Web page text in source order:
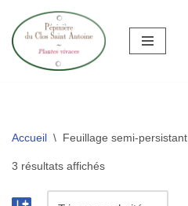
Aller
au
Accueil \ Feuillage semi-persistant
3 résultats affichés